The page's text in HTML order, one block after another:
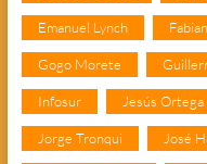
Emanuel Lynch
Gogo Morete
Infosur Jesús Ortega
Jorge Tronqui José